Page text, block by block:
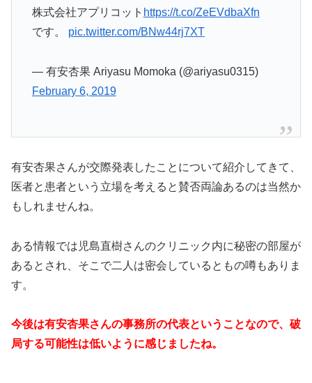
株式会社アプリコット https://t.co/ZeEVdbaXfn
です。 pic.twitter.com/BNw44rj7XT
— 有安杏果 Ariyasu Momoka (@ariyasu0315)
February 6, 2019
有安杏果さんが交際発表したことについて紹介してきて、
医者と患者という立場を考えると賛否両論あるのは当然か
もしれませんね。
ある情報では児島直樹さんのクリニック内に秘密の部屋が
あるとされ、そこで二人は密会しているともの噂もありま
す。
今後は有安杏果さんの事務所の代表ということなので、破
局する可能性は低いように感じましたね。